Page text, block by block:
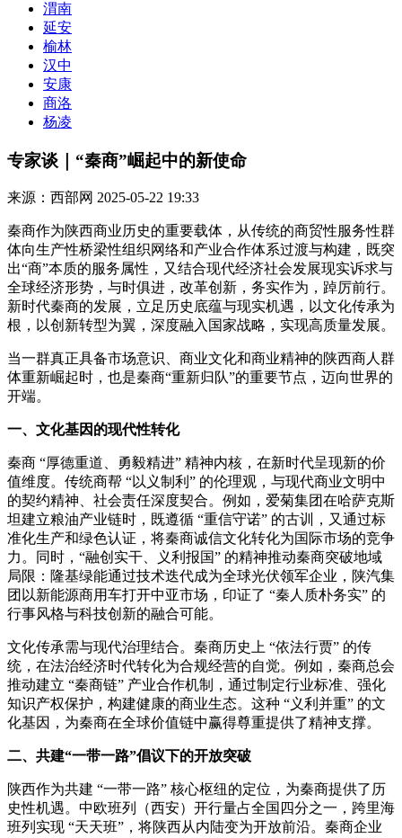
渭南
延安
榆林
汉中
安康
商洛
杨凌
专家谈｜“秦商”崛起中的新使命
来源：西部网 2025-05-22 19:33
秦商作为陕西商业历史的重要载体，从传统的商贸性服务性群
体向生产性桥梁性组织网络和产业合作体系过渡与构建，既突
出“商”本质的服务属性，又结合现代经济社会发展现实诉求与
全球经济形势，与时俱进，改革创新，务实作为，踔厉前行。
新时代秦商的发展，立足历史底蕴与现实机遇，以文化传承为
根，以创新转型为翼，深度融入国家战略，实现高质量发展。
当一群真正具备市场意识、商业文化和商业精神的陕西商人群
体重新崛起时，也是秦商“重新归队”的重要节点，迈向世界的
开端。
一、文化基因的现代性转化
秦商 “厚德重道、勇毅精进” 精神内核，在新时代呈现新的价
值维度。传统商帮 “以义制利” 的伦理观，与现代商业文明中
的契约精神、社会责任深度契合。例如，爱菊集团在哈萨克斯
坦建立粮油产业链时，既遵循 “重信守诺” 的古训，又通过标
准化生产和绿色认证，将秦商诚信文化转化为国际市场的竞争
力。同时，“融创实干、义利报国” 的精神推动秦商突破地域
局限：隆基绿能通过技术迭代成为全球光伏领军企业，陕汽集
团以新能源商用车打开中亚市场，印证了 “秦人质朴务实” 的
行事风格与科技创新的融合可能。
文化传承需与现代治理结合。秦商历史上 “依法行贾” 的传
统，在法治经济时代转化为合规经营的自觉。例如，秦商总会
推动建立 “秦商链” 产业合作机制，通过制定行业标准、强化
知识产权保护，构建健康的商业生态。这种 “义利并重” 的文
化基因，为秦商在全球价值链中赢得尊重提供了精神支撑。
二、 共建“一带一路”倡议下的开放突破
陕西作为共建 “一带一路” 核心枢纽的定位，为秦商提供了历
史性机遇。中欧班列（西安）开行量占全国四分之一，跨里海
班列实现 “天天班”，将陕西从内陆变为开放前沿。秦商企业